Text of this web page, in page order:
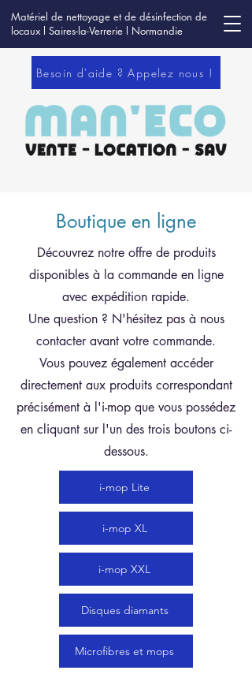
Matériel de nettoyage et de désinfection de
locaux l Saires-la-Verrerie l Normandie
Besoin d'aide ? Appelez nous !
Boutique en ligne
Découvrez notre offre de produits
disponibles à la commande en ligne
avec expédition rapide.
Une question ? N'hésitez pas à nous
contacter avant votre commande.
Vous pouvez également accéder
directement aux produits correspondant
précisément à l'i-mop que vous possédez
en cliquant sur l'un des trois boutons ci-
dessous.
i-mop Lite
i-mop XL
i-mop XXL
Disques diamants
Microfibres et mops